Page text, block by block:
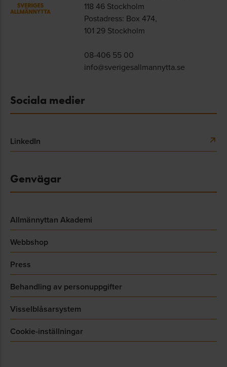
118 46 Stockholm
Postadress: Box 474,
101 29 Stockholm
08-406 55 00
info@sverigesallmannytta.se
Sociala medier
LinkedIn
Genvägar
Allmännyttan Akademi
Webbshop
Press
Behandling av personuppgifter
Visselblåsarsystem
Cookie-inställningar